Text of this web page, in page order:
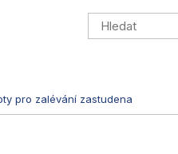
pro zalévání zastudena